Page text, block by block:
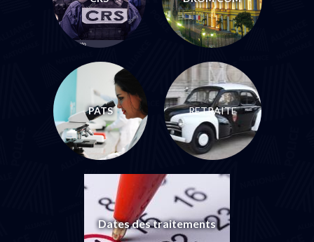
PATS RETRAITE
Dates des traitements